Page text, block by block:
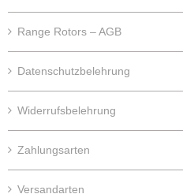
Range Rotors – AGB
Datenschutzbelehrung
Widerrufsbelehrung
Zahlungsarten
Versandarten